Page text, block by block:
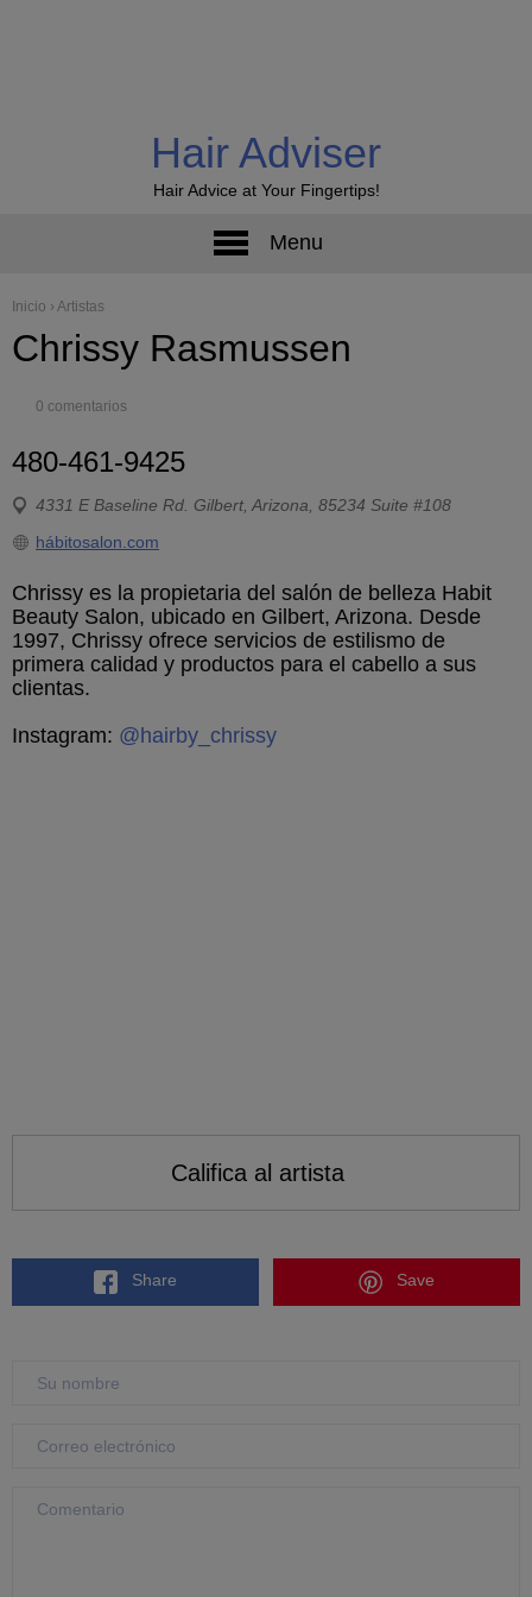
Hair Adviser
Hair Advice at Your Fingertips!
Menu
Inicio › Artistas
Chrissy Rasmussen
0 comentarios
480-461-9425
4331 E Baseline Rd. Gilbert, Arizona, 85234 Suite #108
hábitosalon.com
Chrissy es la propietaria del salón de belleza Habit
Beauty Salon, ubicado en Gilbert, Arizona. Desde
1997, Chrissy ofrece servicios de estilismo de
primera calidad y productos para el cabello a sus
clientas.
Instagram: @hairby_chrissy
Califica al artista
Share Save